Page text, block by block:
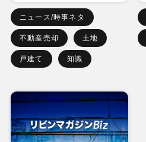
ニュース/時事ネタ
不動産売却 土地
戸建て 知識